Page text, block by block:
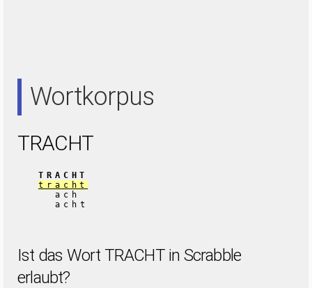
Wortkorpus
TRACHT
TRACHT
tracht
ach
acht
Ist das Wort TRACHT in Scrabble
erlaubt?